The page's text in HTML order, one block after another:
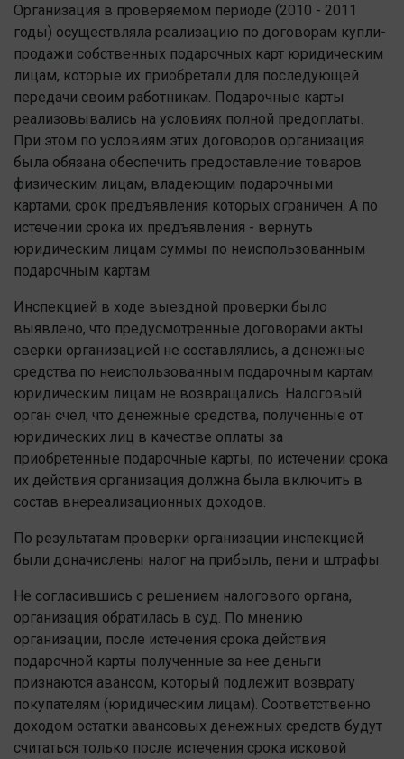
Организация в проверяемом периоде (2010 - 2011
годы) осуществляла реализацию по договорам купли-
продажи собственных подарочных карт юридическим
лицам, которые их приобретали для последующей
передачи своим работникам. Подарочные карты
реализовывались на условиях полной предоплаты.
При этом по условиям этих договоров организация
была обязана обеспечить предоставление товаров
физическим лицам, владеющим подарочными
картами, срок предъявления которых ограничен. А по
истечении срока их предъявления - вернуть
юридическим лицам суммы по неиспользованным
подарочным картам.
Инспекцией в ходе выездной проверки было
выявлено, что предусмотренные договорами акты
сверки организацией не составлялись, а денежные
средства по неиспользованным подарочным картам
юридическим лицам не возвращались. Налоговый
орган счел, что денежные средства, полученные от
юридических лиц в качестве оплаты за
приобретенные подарочные карты, по истечении срока
их действия организация должна была включить в
состав внереализационных доходов.
По результатам проверки организации инспекцией
были доначислены налог на прибыль, пени и штрафы.
Не согласившись с решением налогового органа,
организация обратилась в суд. По мнению
организации, после истечения срока действия
подарочной карты полученные за нее деньги
признаются авансом, который подлежит возврату
покупателям (юридическим лицам). Соответственно
доходом остатки авансовых денежных средств будут
считаться только после истечения срока исковой